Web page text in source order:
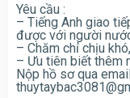
Yêu cầu :
– Tiếng Anh giao
được với người
– Chăm chỉ chịu
– Ưu tiên biết thêm
Nộp hồ sơ qua